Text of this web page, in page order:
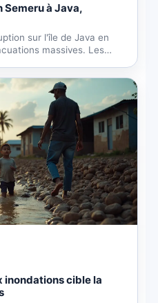
Semeru à Java,
sur l'île de Java en
massives. Les
inondations cible la